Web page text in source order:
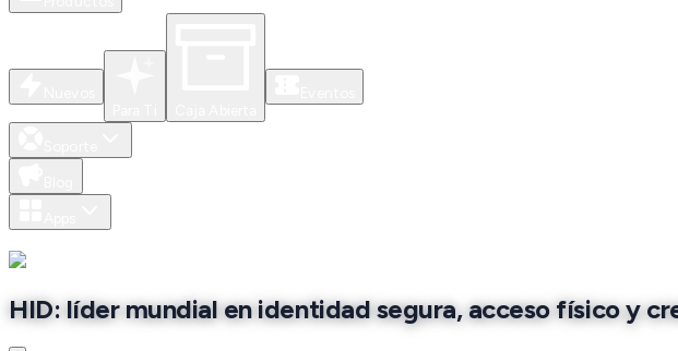
HID: líder mundial en identidad segura, acceso físico y